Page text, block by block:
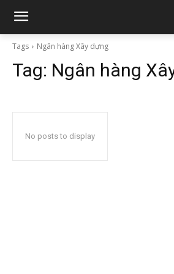
Tags Ngân hàng Xây dựng
Tag: Ngân hàng
No posts to display